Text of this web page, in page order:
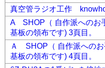
真空管ラジオ工作
A SHOP（ 自作派へのお
基板の領布です) 3頁目。
Ａ SHOP（ 自作派へのお
基板の領布です) 4頁目。